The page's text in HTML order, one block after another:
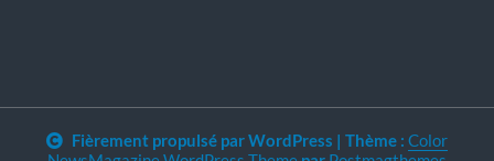
Fièrement propulsé par WordPress | Thème : Color